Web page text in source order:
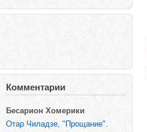
Комментарии
Бесарион Хомерики
Отар Чиладзе, "Прощание".